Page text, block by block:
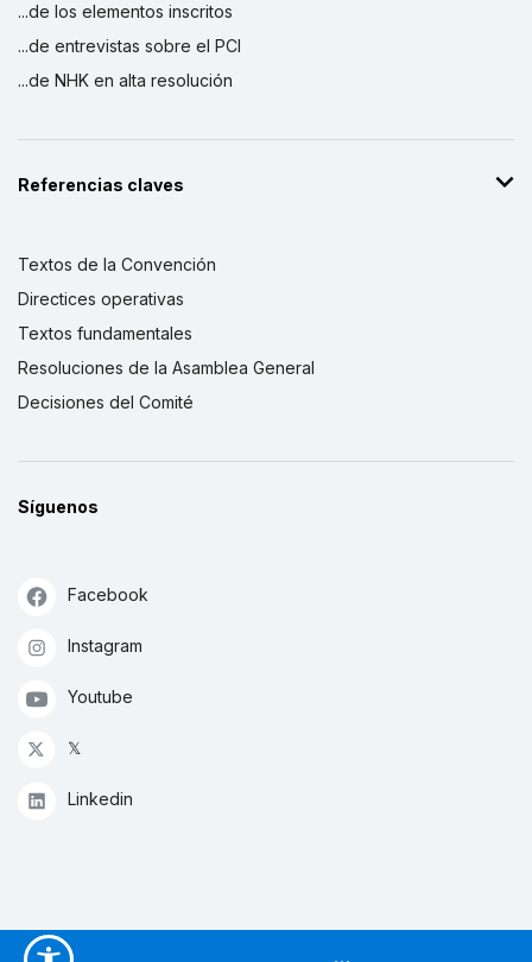
...de los elementos inscritos
...de entrevistas sobre el PCI
...de NHK en alta resolución
Referencias claves
Textos de la Convención
Directices operativas
Textos fundamentales
Resoluciones de la Asamblea General
Decisiones del Comité
Síguenos
Facebook
Instagram
Youtube
𝕏
Linkedin